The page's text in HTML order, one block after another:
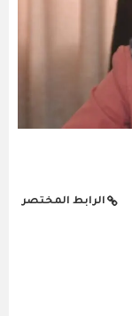
الرابط المختصر